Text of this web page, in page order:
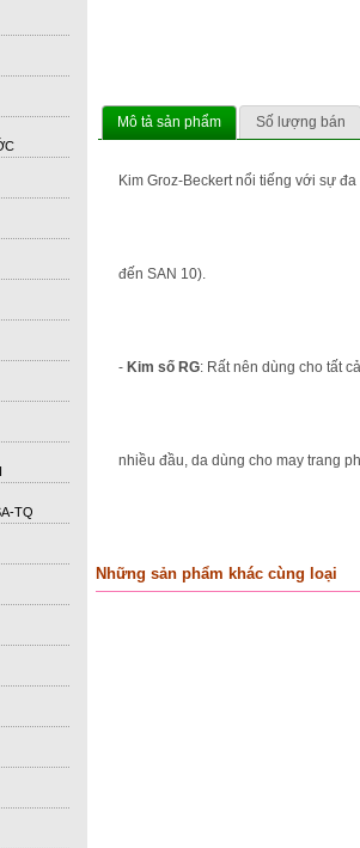
TQ
Mô tả sản phẩm Số lượng bán
Kim Groz-Beckert nổi tiếng với sựđa
đến SAN 10).
- Kim số RG: Rất nên dùng cho tất
nhiềuđầu, da dùng cho may trang
Những sản phẩm khác cùng loại